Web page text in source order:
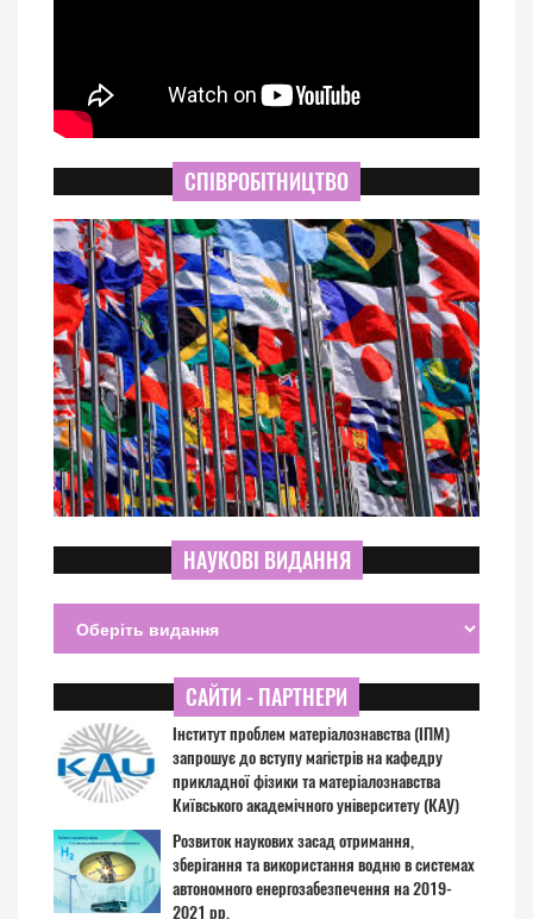
СПІВРОБІТНИЦТВО
НАУКОВІ ВИДАННЯ
САЙТИ - ПАРТНЕРИ
Інститут проблем матеріалознавства (ІПМ)
запрошує до вступу магістрів на кафедру
прикладної фізики та матеріалознавства
Київського академічного університету (КАУ)
Розвиток наукових засад отримання,
зберігання та використання водню в системах
автономного енергозабезпечення на 2019-
2021 рр.